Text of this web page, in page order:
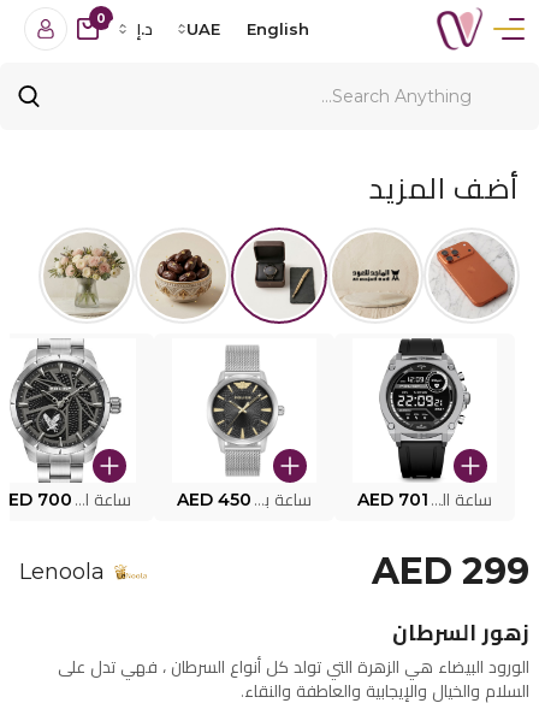
English
UAE د.إ
0
أضف المزيد
ساعة البوليس الذكية MY.AVATAR PEIUN0000101 AED 701 ساعة بوليس للرجال PEWJG0005002 AED 450 ساعة البوليس PEWJG2227302 700
AED 299
Lenoola
زهور السرطان
الورود البيضاء هي الزهرة التي تولد كل أنواع السرطان ، فهي تدل على
السلام والخيال والإيجابية والعاطفة والنقاء.